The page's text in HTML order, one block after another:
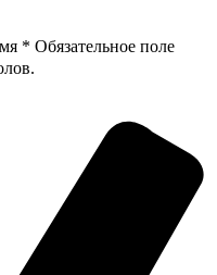
* Обязательное поле